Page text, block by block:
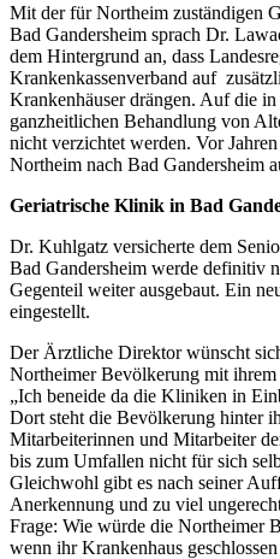
Mit der für Northeim zuständigen
Bad Gandersheim sprach Dr.
dem Hintergrund an, dass
Krankenkassenverband auf
Krankenhäuser drängen. Auf die
ganzheitlichen Behandlung von
nicht verzichtet werden. Vor
Northeim nach Bad Gandersheim
Geriatrische Klinik in Bad
Dr. Kuhlgatz versicherte dem
Bad Gandersheim werde definitiv
Gegenteil weiter ausgebaut. Ein
eingestellt.
Der Ärztliche Direktor wünscht
Northeimer Bevölkerung mit
„Ich beneide da die Kliniken in
Dort steht die Bevölkerung hinter
Mitarbeiterinnen und Mitarbeiter
bis zum Umfallen nicht für sich
Gleichwohl gibt es nach seiner
Anerkennung und zu viel
Frage: Wie würde die Northeimer
wenn ihr Krankenhaus